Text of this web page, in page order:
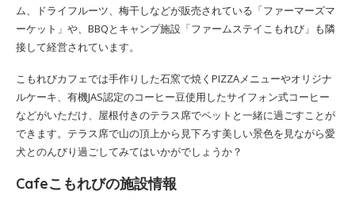
ム、ドライフルーツ、梅干しなどが販売されている「ファーマーズマ
ーケット」や、BBQとキャンプ施設「ファームステイこもれび」も隣
接して経営されています。
こもれびカフェでは手作りした石窯で焼くPIZZAメニューやオリジナ
ルケーキ、有機JAS認定のコーヒー豆使用したサイフォン式コーヒー
などがいただけ、屋根付きのテラス席でペットと一緒に過ごすことが
できます。テラス席で山の頂上から見下ろす美しい景色を見ながら愛
犬とのんびり過ごしてみてはいかがでしょうか？
Cafeこもれびの施設情報